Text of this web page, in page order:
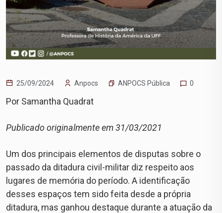
25/09/2024 Anpocs ANPOCS Pública 0
Por Samantha Quadrat
Publicado originalmente em 31/03/2021
Um dos principais elementos de disputas sobre o
passado da ditadura civil-militar diz respeito aos
lugares de memória do período. A identificação
desses espaços tem sido feita desde a própria
ditadura, mas ganhou destaque durante a atuação da